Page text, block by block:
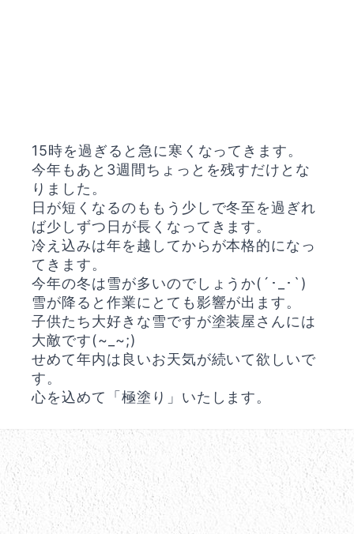
15時を過ぎると急に寒くなってきます。
今年もあと3週間ちょっとを残すだけとな
りました。
日が短くなるのももう少しで冬至を過ぎれ
ば少しずつ日が長くなってきます。
冷え込みは年を越してからが本格的になっ
てきます。
今年の冬は雪が多いのでしょうか(´･_･`)
雪が降ると作業にとても影響が出ます。
子供たち大好きな雪ですが塗装屋さんには
大敵です(~_~;)
せめて年内は良いお天気が続いて欲しいで
す。
心を込めて「極塗り」いたします。